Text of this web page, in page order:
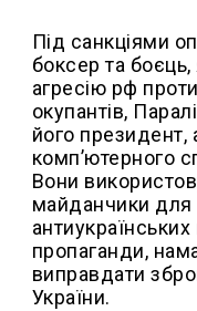
Під санкціями
боксер та
агресію рф
окупантів,
його президент,
комп’ютерного
Вони
майданчики
антиукраїнських
пропаганди,
виправдати
України.